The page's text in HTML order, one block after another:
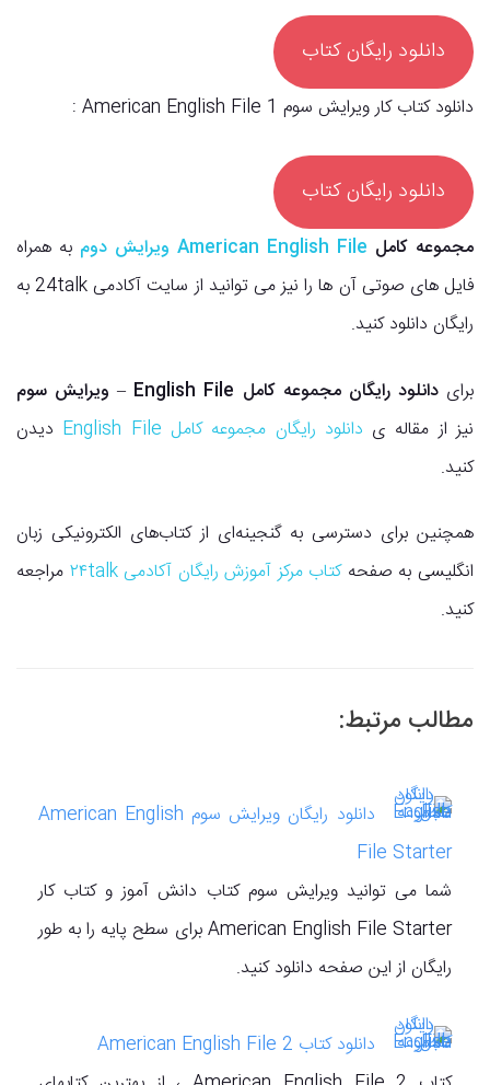
دانلود رایگان کتاب
دانلود کتاب کار ویرایش سوم American English File 1 :
دانلود رایگان کتاب
مجموعه کامل American English File ویرایش دوم
به همراه
فایل های صوتی آن ها را نیز می توانید از سایت آکادمی 24talk به
رایگان دانلود کنید.
برایدانلود رایگان مجموعه کامل English File – ویرایش سوم
نیز از مقاله ی دانلود رایگان مجموعه کامل English File
دیدن
کنید.
همچنین برای دسترسی به گنجینه‌ای از کتاب‌های الکترونیکی زبان
انگلیسی به صفحهکتاب مرکز آموزش رایگان آکادمی ۲۴talk
مراجعه
کنید.
مطالب مرتبط:
دانلود رایگان ویرایش سوم American English
File Starter
شما می توانید ویرایش سوم کتاب دانش آموز و کتاب کار
American English File Starter برای سطح پایه را به طور
رایگان از این صفحه دانلود کنید.
دانلود کتاب American English File 2